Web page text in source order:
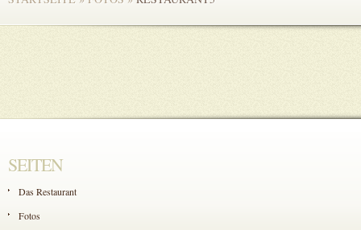
SEITEN
Das Restaurant
Fotos